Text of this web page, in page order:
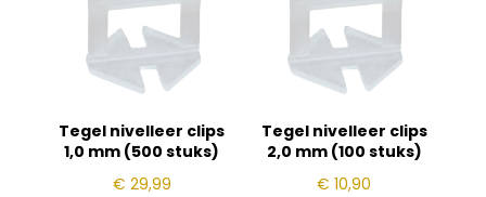
Tegel nivelleer clips
1,0 mm (500 stuks)
€ 29,99
Tegel nivelleer clips
2,0 mm (100 stuks)
€ 10,90